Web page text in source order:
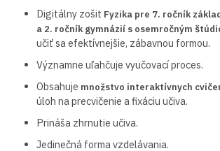
Digitálny zošit Fyzika pre 7. ročník
a 2. ročník gymnázií s osemročným
učiť sa efektívnejšie, zábavnou formou.
Významne uľahčuje vyučovací proces.
Obsahuje množstvo interaktívnych
úloh na precvičenie a fixáciu učiva.
Prináša zhrnutie učiva.
Jedinečná forma vzdelávania.